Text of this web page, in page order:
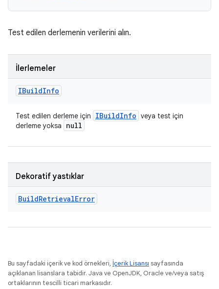
Test edilen derlemenin verilerini alın.
İlerlemeler
IBuildInfo
Test edilen derleme için IBuildInfo veya test için
derleme yoksa
null
Dekoratif yastıklar
BuildRetrievalError
Bu sayfadaki içerik ve kod örnekleri, İçerik Lisansı sayfasında
açıklanan lisanslara tabidir. Java ve OpenJDK, Oracle ve/veya satış
ortaklarının tescilli ticari markasıdır.